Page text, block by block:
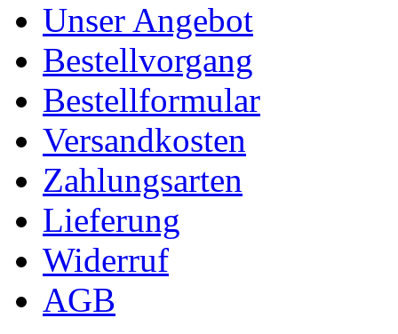
Unser Angebot
Bestellvorgang
Bestellformular
Versandkosten
Zahlungsarten
Lieferung
Widerruf
AGB